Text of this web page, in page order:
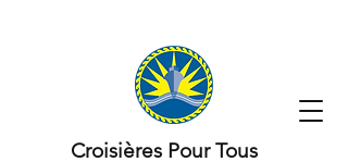
Croisières Pour Tous